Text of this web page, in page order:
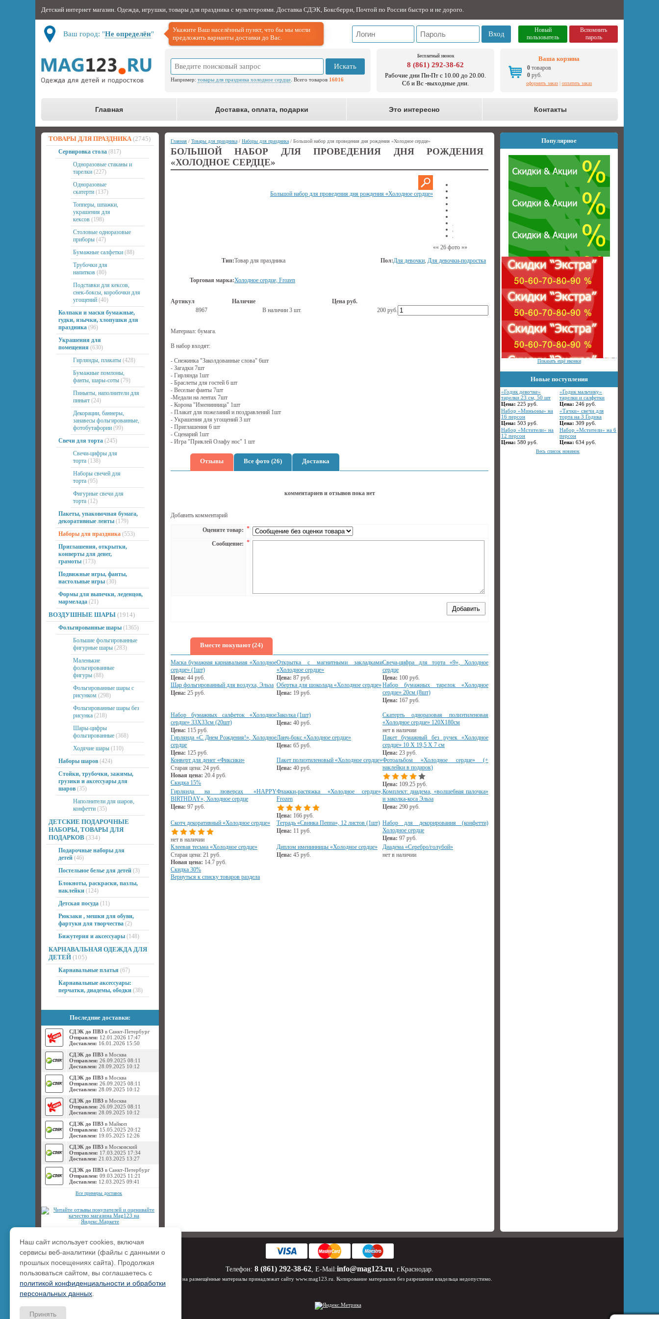
Детский интернет магазин. Одежда, игрушки, товары для праздника с мультгероями. Доставка СДЭК, Боксберри, Почтой по России быстро и не дорого.
Ваш город: "Не определён"
Укажите Ваш населённый пункт, что бы мы могли
предложить варианты доставки до Вас.
Вход
Новый
пользователь
Вспомнить
пароль
Искать
Например: товары для праздника холодное сердце . Всего товаров 16016
Бесплатный звонок
8 (861) 292-38-62
Рабочие дни Пн-Пт с 10.00 до 20.00.
Сб и Вс -выходные дни.
Ваша корзина
0 товаров
0 руб.
оформить заказ | оплатить заказ
Главная Доставка, оплата, подарки Это интересно Контакты
ТОВАРЫ ДЛЯ ПРАЗДНИКА (2745)
Сервировка стола (817)
Одноразовые стаканы и
тарелки (227)
Одноразовые
скатерти (137)
Топперы, шпажки,
украшения для
кексов (198)
Столовые одноразовые
приборы (47)
Бумажные салфетки (88)
Трубочки для
напитков (80)
Подставки для кексов,
снек-боксы, коробочки для
угощений (40)
Колпаки и маски бумажные,
гудки, язычки, хлопушки для
праздника (96)
Украшения для
помещения (630)
Гирлянды, плакаты (428)
Бумажные помпоны,
фанты, шары-соты (79)
Пиньяты, наполнители для
пиньят (24)
Декорации, баннеры,
занавесы фольгированные,
фотобутафории (99)
Свечи для торта (245)
Свечи-цифры для
торта (138)
Наборы свечей для
торта (95)
Фигурные свечи для
торта (12)
Пакеты, упаковочная бумага,
декоративные ленты (179)
Наборы для праздника (553)
Приглашения, открытки,
конверты для денег,
грамоты (173)
Подвижные игры, фанты,
настольные игры (30)
Формы для выпечки, леденцов,
мармелада (21)
ВОЗДУШНЫЕ ШАРЫ (1914)
Фольгированные шары (1365)
Большие фольгированные
фигурные шары (283)
Маленькие
фольгированные
фигуры (88)
Фольгированные шары с
рисунком (298)
Фольгированные шары без
рисунка (218)
Шары-цифры
фольгированные (368)
Ходячие шары (110)
Наборы шаров (424)
Стойки, трубочки, зажимы,
грузики и аксессуары для
шаров (35)
Наполнители для шаров,
конфетти (35)
ДЕТСКИЕ ПОДАРОЧНЫЕ
НАБОРЫ, ТОВАРЫ ДЛЯ
ПОДАРКОВ (334)
Подарочные наборы для
детей (46)
Постельное белье для детей (3)
Блокноты, раскраски, пазлы,
наклейки (124)
Детская посуда (11)
Рюкзаки , мешки для обуви,
фартуки для творчества (2)
Бижутерия и аксессуары (148)
КАРНАВАЛЬНАЯ ОДЕЖДА ДЛЯ
ДЕТЕЙ (105)
Карнавальные платья (67)
Карнавальные аксессуары:
перчатки, диадемы, ободки (38)
Последние доставки:
СДЭК до ПВЗ в Санкт-Петербург
Отправлен: 12.01.2026 17:47
Доставлен: 16.01.2026 15:50
СДЭК до ПВЗ в Москва
Отправлен: 26.09.2025 08:11
Доставлен: 28.09.2025 10:12
СДЭК до ПВЗ в Москва
Отправлен: 26.09.2025 08:11
Доставлен: 28.09.2025 10:12
СДЭК до ПВЗ в Москва
Отправлен: 26.09.2025 08:11
Доставлен: 28.09.2025 10:12
СДЭК до ПВЗ в Майкоп
Отправлен: 15.05.2025 20:12
Доставлен: 19.05.2025 12:26
СДЭК до ПВЗ в Московский
Отправлен: 17.03.2025 17:34
Доставлен: 21.03.2025 13:27
СДЭК до ПВЗ в Санкт-Петербург
Отправлен: 09.03.2025 11:21
Доставлен: 12.03.2025 09:41
Все примеры доставок
Главная / Товары для праздника / Наборы для праздника / Большой набор для проведения дня рождения «Холодное сердце»
БОЛЬШОЙ НАБОР ДЛЯ ПРОВЕДЕНИЯ ДНЯ РОЖДЕНИЯ
«ХОЛОДНОЕ СЕРДЦЕ»
Большой набор для проведения дня рождения «Холодное сердце»
«« 26 фото »»
Тип:Товар для праздника Пол:Для девочки, Для девочки-подростка
Торговая марка:Холодное сердце, Frozen
Артикул Наличие
Цена руб.
8967
В наличии 3 шт. 200 руб.
Материал: бумага.
В набор входят:
- Снежинка "Заколдованные слова" 6шт
- Загадки 7шт
- Гирлянда 1шт
- Браслеты для гостей 6 шт
- Веселые фанты 7шт
-Медали на лентах 7шт
- Корона "Именинница" 1шт
- Плакат для пожеланий и поздравлений 1шт
- Украшения для угощений 3 шт
- Приглашения 6 шт
- Сценарий 1шт
- Игра "Приклей Олафу нос" 1 шт
Отзывы Все фото (26) Доставка
комментариев и отзывов пока нет
Добавить комментарий
Оцените товар: *
Сообщение: *
Вместе покупают (24)
Маска бумажная карнавальная «Холодное
сердце» (1шт)
Цена: 44 руб.
Открытка с магнитными закладками
«Холодное сердце»
Цена: 87 руб.
Свеча-цифра для торта «9», Холодное
сердце
Цена: 100 руб.
Шар фольгированный для воздуха, Эльза
Цена: 25 руб.
Обертка для шоколада «Холодное сердце»
Цена: 19 руб.
Набор бумажных тарелок «Холодное
сердце» 20см (8шт)
Цена: 167 руб.
Набор бумажных салфеток «Холодное
сердце» 33Х33см (20шт)
Цена: 115 руб.
Заколка (1шт)
Цена: 40 руб.
Скатерть одноразовая полиэтиленовая
«Холодное сердце» 120Х180см
нет в наличии
Гирлянда «С Днем Рождения!», Холодное
сердце
Цена: 125 руб.
Ланч-бокс «Холодное сердце»
Цена: 65 руб.
Пакет бумажный без ручек «Холодное
сердце» 10 Х 19,5 Х 7 см
Цена: 23 руб.
Конверт для денег «Фиксики»
Старая цена: 24 руб.
Новая цена: 20.4 руб.
Скидка 15%
Пакет полиэтиленовый «Холодное сердце»
Цена: 40 руб.
Фотоальбом «Холодное сердце» (+
наклейки в подарок)
Цена: 109.25 руб.
Гирлянда на люверсах «HAPPY
BIRTHDAY», Холодное сердце
Цена: 97 руб.
Флажки-растяжка «Холодное сердце»,
Frozen
Цена: 166 руб.
Комплект: диадема, «волшебная палочка»
и заколка-коса Эльза
Цена: 290 руб.
Скотч декоративный «Холодное сердце»
нет в наличии
Тетрадь «Свинка Пеппа», 12 листов (1шт)
Цена: 11 руб.
Набор для декорирования (конфетти)
Холодное сердце
Цена: 97 руб.
Клеевая тесьма «Холодное сердце»
Старая цена: 21 руб.
Новая цена: 14.7 руб.
Скидка 30%
Диплом именинницы «Холодное сердце»
Цена: 45 руб.
Диадема «Серебро/голубой»
нет в наличии
Вернуться к списку товаров раздела
Популярное
Показать ещё иконки
Новые поступления
«Годик девочке»
тарелки 23 см, 50 шт
Цена: 225 руб.
«Годик мальчику»
тарелки и салфетки
Цена: 246 руб.
Набор «Миньоны» на
16 персон
Цена: 503 руб.
«Тачки» свечи для
торта на 3 Годика
Цена: 309 руб.
Набор «Мстители» на
12 персон
Цена: 580 руб.
Набор «Мстители» на 6
персон
Цена: 634 руб.
Весь список новинок
Телефон: 8 (861) 292-38-62, E-Mail:info@mag123.ru, г.Краснодар.
Права на размещённые материалы принадлежат сайту www.mag123.ru. Копирование материалов без разрешения владельца недопустимо.
Наш сайт использует cookies, включая
сервисы веб-аналитики (файлы с данными о
прошлых посещениях сайта). Продолжая
пользоваться сайтом, вы соглашаетесь с
политикой конфиденциальности и обработки
персональных данных
Принять